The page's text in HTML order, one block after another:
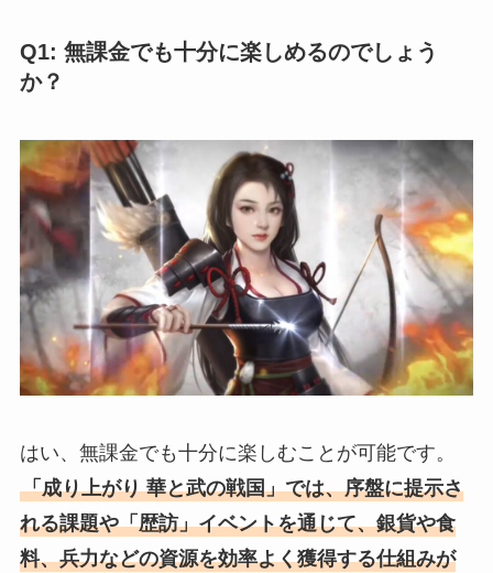
Q1: 無課金でも十分に楽しめるのでしょう
か？
はい、無課金でも十分に楽しむことが可能です。
「成り上がり 華と武の戦国」では、序盤に提示さ
れる課題や「歴訪」イベントを通じて、銀貨や食
料、兵力などの資源を効率よく獲得する仕組みが